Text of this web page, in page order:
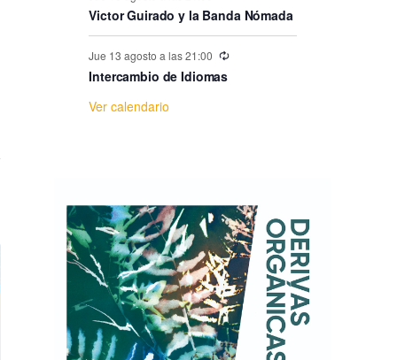
e
E
v
n
t
o
s
Victor Guirado y la Banda Nómada
Jue 13 agosto a las 21:00
Intercambio de Idiomas
Ver calendario